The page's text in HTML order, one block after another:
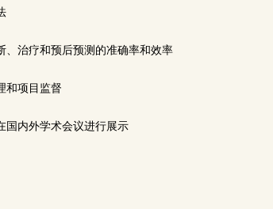
、治疗和预后预测的准确率和效率
和项目监督
国内外学术会议进行展示